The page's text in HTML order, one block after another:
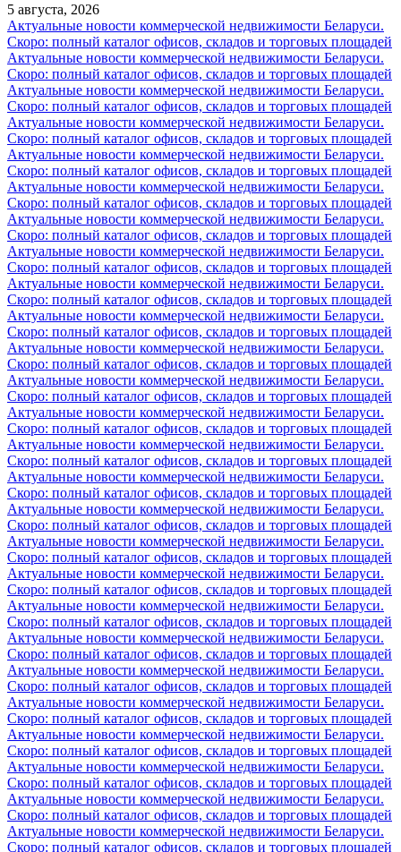
5 августа, 2026
Актуальные новости коммерческой недвижимости Беларуси.
Скоро: полный каталог офисов, складов и торговых площадей
Актуальные новости коммерческой недвижимости Беларуси.
Скоро: полный каталог офисов, складов и торговых площадей
Актуальные новости коммерческой недвижимости Беларуси.
Скоро: полный каталог офисов, складов и торговых площадей
Актуальные новости коммерческой недвижимости Беларуси.
Скоро: полный каталог офисов, складов и торговых площадей
Актуальные новости коммерческой недвижимости Беларуси.
Скоро: полный каталог офисов, складов и торговых площадей
Актуальные новости коммерческой недвижимости Беларуси.
Скоро: полный каталог офисов, складов и торговых площадей
Актуальные новости коммерческой недвижимости Беларуси.
Скоро: полный каталог офисов, складов и торговых площадей
Актуальные новости коммерческой недвижимости Беларуси.
Скоро: полный каталог офисов, складов и торговых площадей
Актуальные новости коммерческой недвижимости Беларуси.
Скоро: полный каталог офисов, складов и торговых площадей
Актуальные новости коммерческой недвижимости Беларуси.
Скоро: полный каталог офисов, складов и торговых площадей
Актуальные новости коммерческой недвижимости Беларуси.
Скоро: полный каталог офисов, складов и торговых площадей
Актуальные новости коммерческой недвижимости Беларуси.
Скоро: полный каталог офисов, складов и торговых площадей
Актуальные новости коммерческой недвижимости Беларуси.
Скоро: полный каталог офисов, складов и торговых площадей
Актуальные новости коммерческой недвижимости Беларуси.
Скоро: полный каталог офисов, складов и торговых площадей
Актуальные новости коммерческой недвижимости Беларуси.
Скоро: полный каталог офисов, складов и торговых площадей
Актуальные новости коммерческой недвижимости Беларуси.
Скоро: полный каталог офисов, складов и торговых площадей
Актуальные новости коммерческой недвижимости Беларуси.
Скоро: полный каталог офисов, складов и торговых площадей
Актуальные новости коммерческой недвижимости Беларуси.
Скоро: полный каталог офисов, складов и торговых площадей
Актуальные новости коммерческой недвижимости Беларуси.
Скоро: полный каталог офисов, складов и торговых площадей
Актуальные новости коммерческой недвижимости Беларуси.
Скоро: полный каталог офисов, складов и торговых площадей
Актуальные новости коммерческой недвижимости Беларуси.
Скоро: полный каталог офисов, складов и торговых площадей
Актуальные новости коммерческой недвижимости Беларуси.
Скоро: полный каталог офисов, складов и торговых площадей
Актуальные новости коммерческой недвижимости Беларуси.
Скоро: полный каталог офисов, складов и торговых площадей
Актуальные новости коммерческой недвижимости Беларуси.
Скоро: полный каталог офисов, складов и торговых площадей
Актуальные новости коммерческой недвижимости Беларуси.
Скоро: полный каталог офисов, складов и торговых площадей
Актуальные новости коммерческой недвижимости Беларуси.
Скоро: полный каталог офисов, складов и торговых площадей